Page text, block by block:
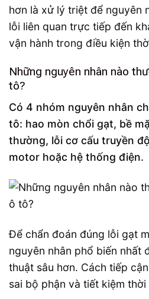
hơn là xử lý triệt để nguyên
lỗi liên quan trực tiếp đến
vận hành trong điều kiện
Những nguyên nhân nào
tô?
Có 4 nhóm nguyên nhân
tô: hao mòn chổi gạt, bề
thường, lỗi cơ cấu truyền
motor hoặc hệ thống điện.
Để chẩn đoán đúng lỗi gạt
nguyên nhân phổ biến nhất
thuật sâu hơn. Cách tiếp
sai bộ phận và tiết kiệm thời